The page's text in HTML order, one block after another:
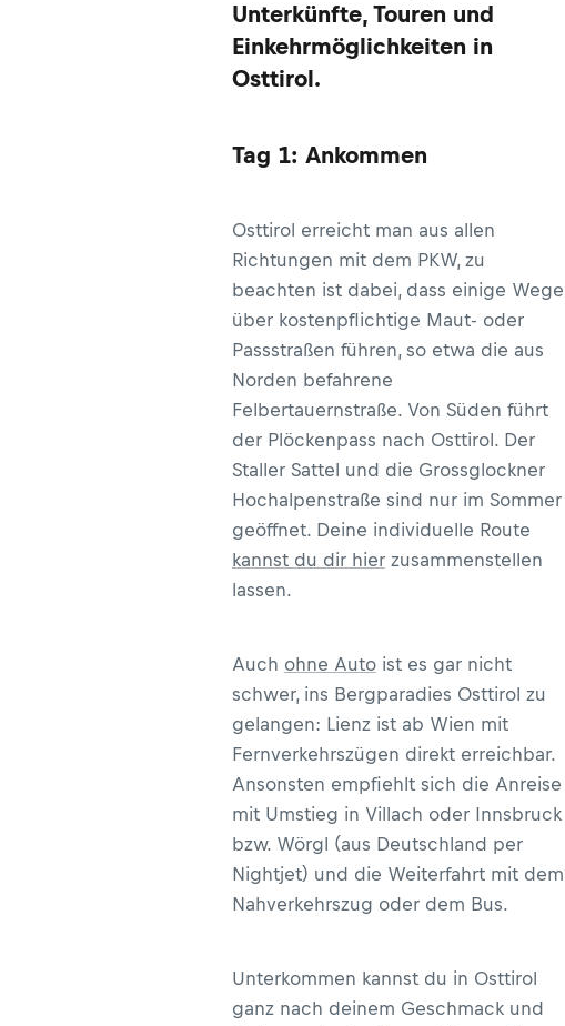
Unterkünfte, Touren und
Einkehrmöglichkeiten in
Osttirol.
Tag 1: Ankommen
Osttirol erreicht man aus allen
Richtungen mit dem PKW, zu
beachten ist dabei, dass einige Wege
über kostenpflichtige Maut- oder
Passstraßen führen, so etwa die aus
Norden befahrene
Felbertauernstraße. Von Süden führt
der Plöckenpass nach Osttirol. Der
Staller Sattel und die Grossglockner
Hochalpenstraße sind nur im Sommer
geöffnet. Deine individuelle Route
kannst du dir hierzusammenstellen
lassen.
Auch ohne Autoist es gar nicht
schwer, ins Bergparadies Osttirol zu
gelangen: Lienz ist ab Wien mit
Fernverkehrszügen direkt erreichbar.
Ansonsten empfiehlt sich die Anreise
mit Umstieg in Villach oder Innsbruck
bzw. Wörgl (aus Deutschland per
Nightjet) und die Weiterfahrt mit dem
Nahverkehrszug oder dem Bus.
Unterkommen kannst du in Osttirol
ganz nach deinem Geschmack und